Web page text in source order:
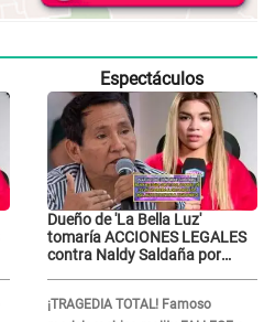
Espectáculos
Dueño de 'La Bella Luz'
tomaría ACCIONES LEGALES
contra Naldy Saldaña por
¡TRAGEDIA TOTAL! Famoso